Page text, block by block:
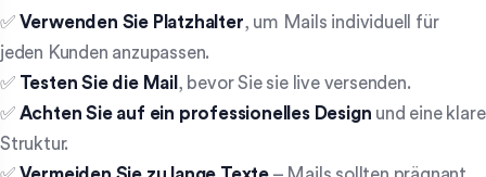
✅ Verwenden Sie Platzhalter, um Mails individuell für
jeden Kunden anzupassen.
✅ Testen Sie die Mail , bevor Sie sie live versenden.
✅ Achten Sie auf ein professionelles Design und eine klare
Struktur.